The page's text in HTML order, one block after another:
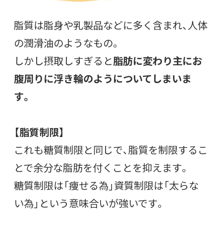
脂質は脂身や乳製品などに多く含まれ、人体
の潤滑油のようなもの。
しかし摂取しすぎると脂肪に変わり主にお
腹周りに浮き輪のようについてしまいま
す。
【脂質制限】
これも糖質制限と同じで、脂質を制限するこ
とで余分な脂肪を付くことを抑えます。
糖質制限は「痩せる為」資質制限は「太らな
い為」という意味合いが強いです。